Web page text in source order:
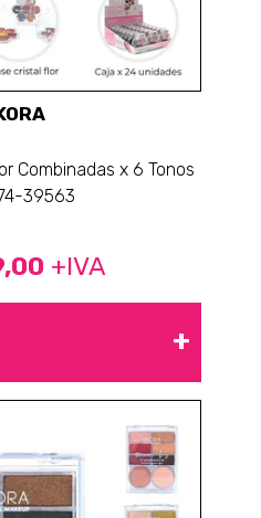
Combinadas x 6 Tonos
39563
+IVA
+